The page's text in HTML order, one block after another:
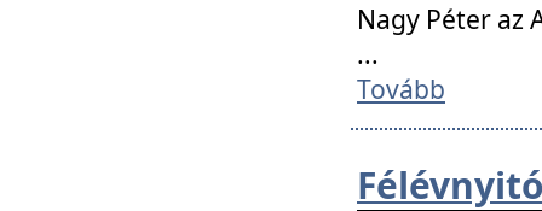
Nagy Péter az
...
Tovább